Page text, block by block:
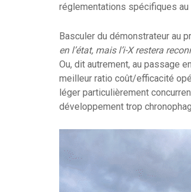
réglementations spécifiques au
Basculer du démonstrateur au
en l’état, mais l’i-X restera
Ou, dit autrement, au passage
meilleur ratio coût/efficacité
léger particulièrement
développement trop